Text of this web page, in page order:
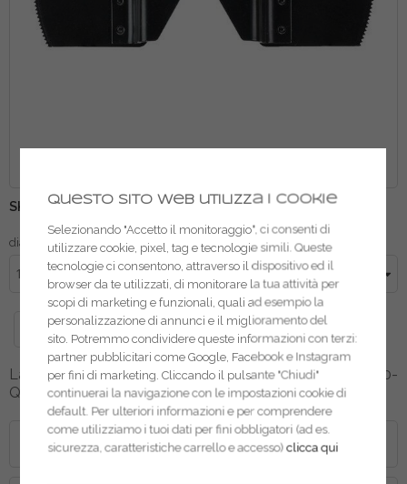
SKU 39691-7622
diametro
Lama per tagli a filo (per utensile multifunzione) DT20710-
QZ.
all'inizio
galleria
di
immagini
DETTAGLI
Questo sito web utilizza i cookie
Selezionando "Accetto il monitoraggio", ci consenti di
utilizzare cookie, pixel, tag e tecnologie simili. Queste
tecnologie ci consentono, attraverso il dispositivo ed il
browser da te utilizzati, di monitorare la tua attività per
scopi di marketing e funzionali, quali ad esempio la
personalizzazione di annunci e il miglioramento del
sito. Potremmo condividere queste informazioni con terzi:
partner pubblicitari come Google, Facebook e Instagram
per fini di marketing. Cliccando il pulsante "Chiudi"
continuerai la navigazione con le impostazioni cookie di
default. Per ulteriori informazioni e per comprendere
come utilizziamo i tuoi dati per fini obbligatori (ad es.
sicurezza, caratteristiche carrello e accesso)clicca qui